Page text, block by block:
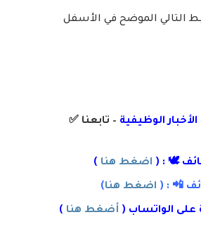
التالي الموضح في الأسفل
الوظيفية – تابعنا ✅
🕊 : ( اضغط هنا )
📲 : ( اضغط هنا)
الواتساب ( أضغط هنا )